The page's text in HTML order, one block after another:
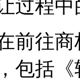
过程
前往
包括